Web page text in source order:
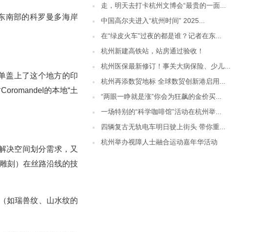
南部的科罗曼多海岸
盖上了这个地方的印
的本地“土
决空间划分需求，又
刻）在丝路沿线的技
如瑞兽纹、山水纹的
走，明天去打卡杭州文博会“最贵的一面...
中国高尔夫进入“杭州时间” 2025...
在“绿皮火车”过夜的都是谁？记者在东...
杭州新建高铁站，站房通过验收！
杭州医保最新修订！事关大病保险、少儿...
杭州再添数贸地标 全球数贸创新港启用...
“两眼一睁就是涨”你会为狂飙的金价买...
一场特别的“科学咖啡馆”活动在杭州举...
四辆复古无轨电车明日驶上街头 带你重...
杭州举办视障人士融合运动嘉年华活动